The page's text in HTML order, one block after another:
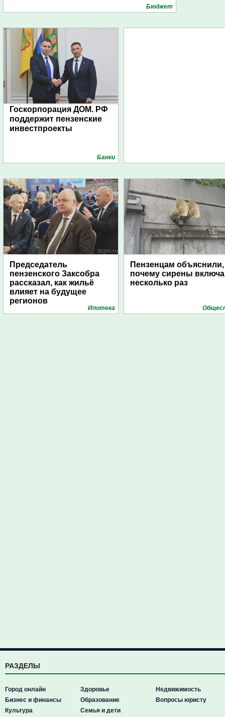
Бюджет
Госкорпорация ДОМ. РФ
поддержит пензенские
инвестпроекты
Банки
Председатель
пензенского Заксобра
рассказал, как жильё
влияет на будущее
регионов
Ипотека
Пензенцам объяснили,
почему сирены
несколько раз
РАЗДЕЛЫ
Город онлайн
Бизнес и финансы
Культура
Здоровье
Образование
Семья и дети
Недвижимость
Вопросы юристу